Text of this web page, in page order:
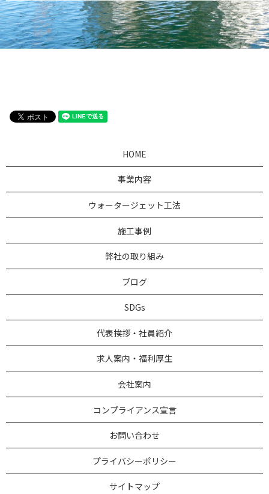
HOME
事業内容
ウォータージェット工法
施工事例
弊社の取り組み
ブログ
SDGs
代表挨拶・社員紹介
求人案内・福利厚生
会社案内
コンプライアンス宣言
お問い合わせ
プライバシーポリシー
サイトマップ